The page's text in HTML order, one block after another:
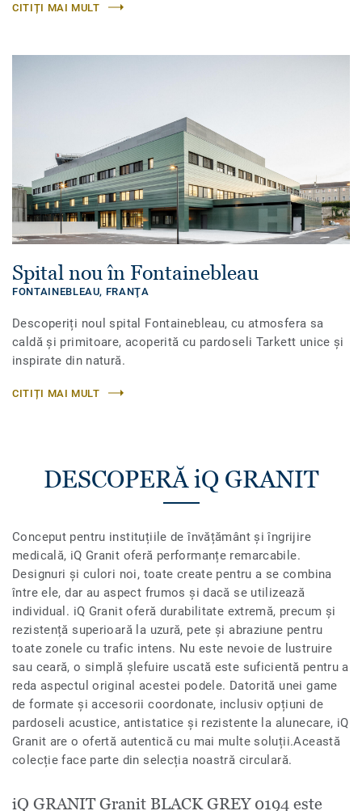
CITIȚI MAI MULT
Spital nou în Fontainebleau
FONTAINEBLEAU, FRANŢA
Descoperiți noul spital Fontainebleau, cu atmosfera sa
caldă și primitoare, acoperită cu pardoseli Tarkett unice și
inspirate din natură.
CITIȚI MAI MULT
DESCOPERĂ iQ GRANIT
Conceput pentru instituțiile de învățământ și îngrijire
medicală, iQ Granit oferă performanțe remarcabile.
Designuri și culori noi, toate create pentru a se combina
între ele, dar au aspect frumos și dacă se utilizează
individual. iQ Granit oferă durabilitate extremă, precum și
rezistență superioară la uzură, pete și abraziune pentru
toate zonele cu trafic intens. Nu este nevoie de lustruire
sau ceară, o simplă șlefuire uscată este suficientă pentru a
reda aspectul original acestei podele. Datorită unei game
de formate și accesorii coordonate, inclusiv opțiuni de
pardoseli acustice, antistatice și rezistente la alunecare, iQ
Granit are o ofertă autentică cu mai multe soluții.Această
colecție face parte din selecția noastră circulară.
iQ GRANIT Granit BLACK GREY 0194 este